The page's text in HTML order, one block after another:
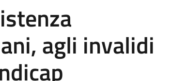
agli invalidi